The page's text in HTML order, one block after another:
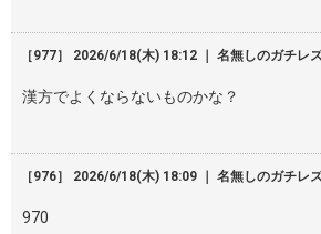
［977］ 2026/6/18(木) 18:12 ｜ 名無しのガチレ
漢方でよくならないものかな？
［976］ 2026/6/18(木) 18:09 ｜ 名無しのガチレ
970